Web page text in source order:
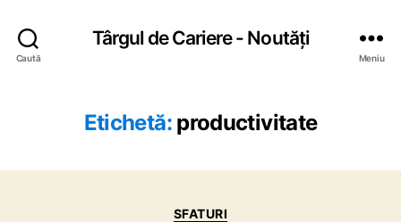
Caută
Târgul de Cariere - Noutăți
Meniu
Etichetă: productivitate
C
SFATURI